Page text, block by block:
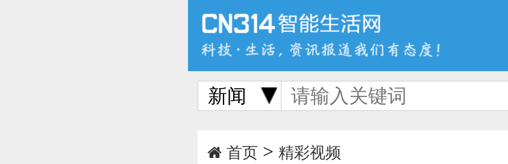
首页
新闻
首页 > 精彩视频